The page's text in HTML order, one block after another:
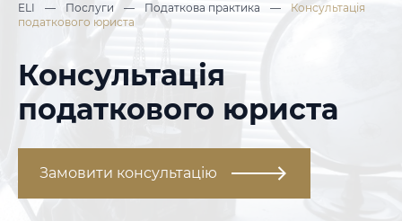
ELI — Послуги — Податкова практика —
Консультація
податкового юриста
Консультація
податкового юриста
Замовити консультацію